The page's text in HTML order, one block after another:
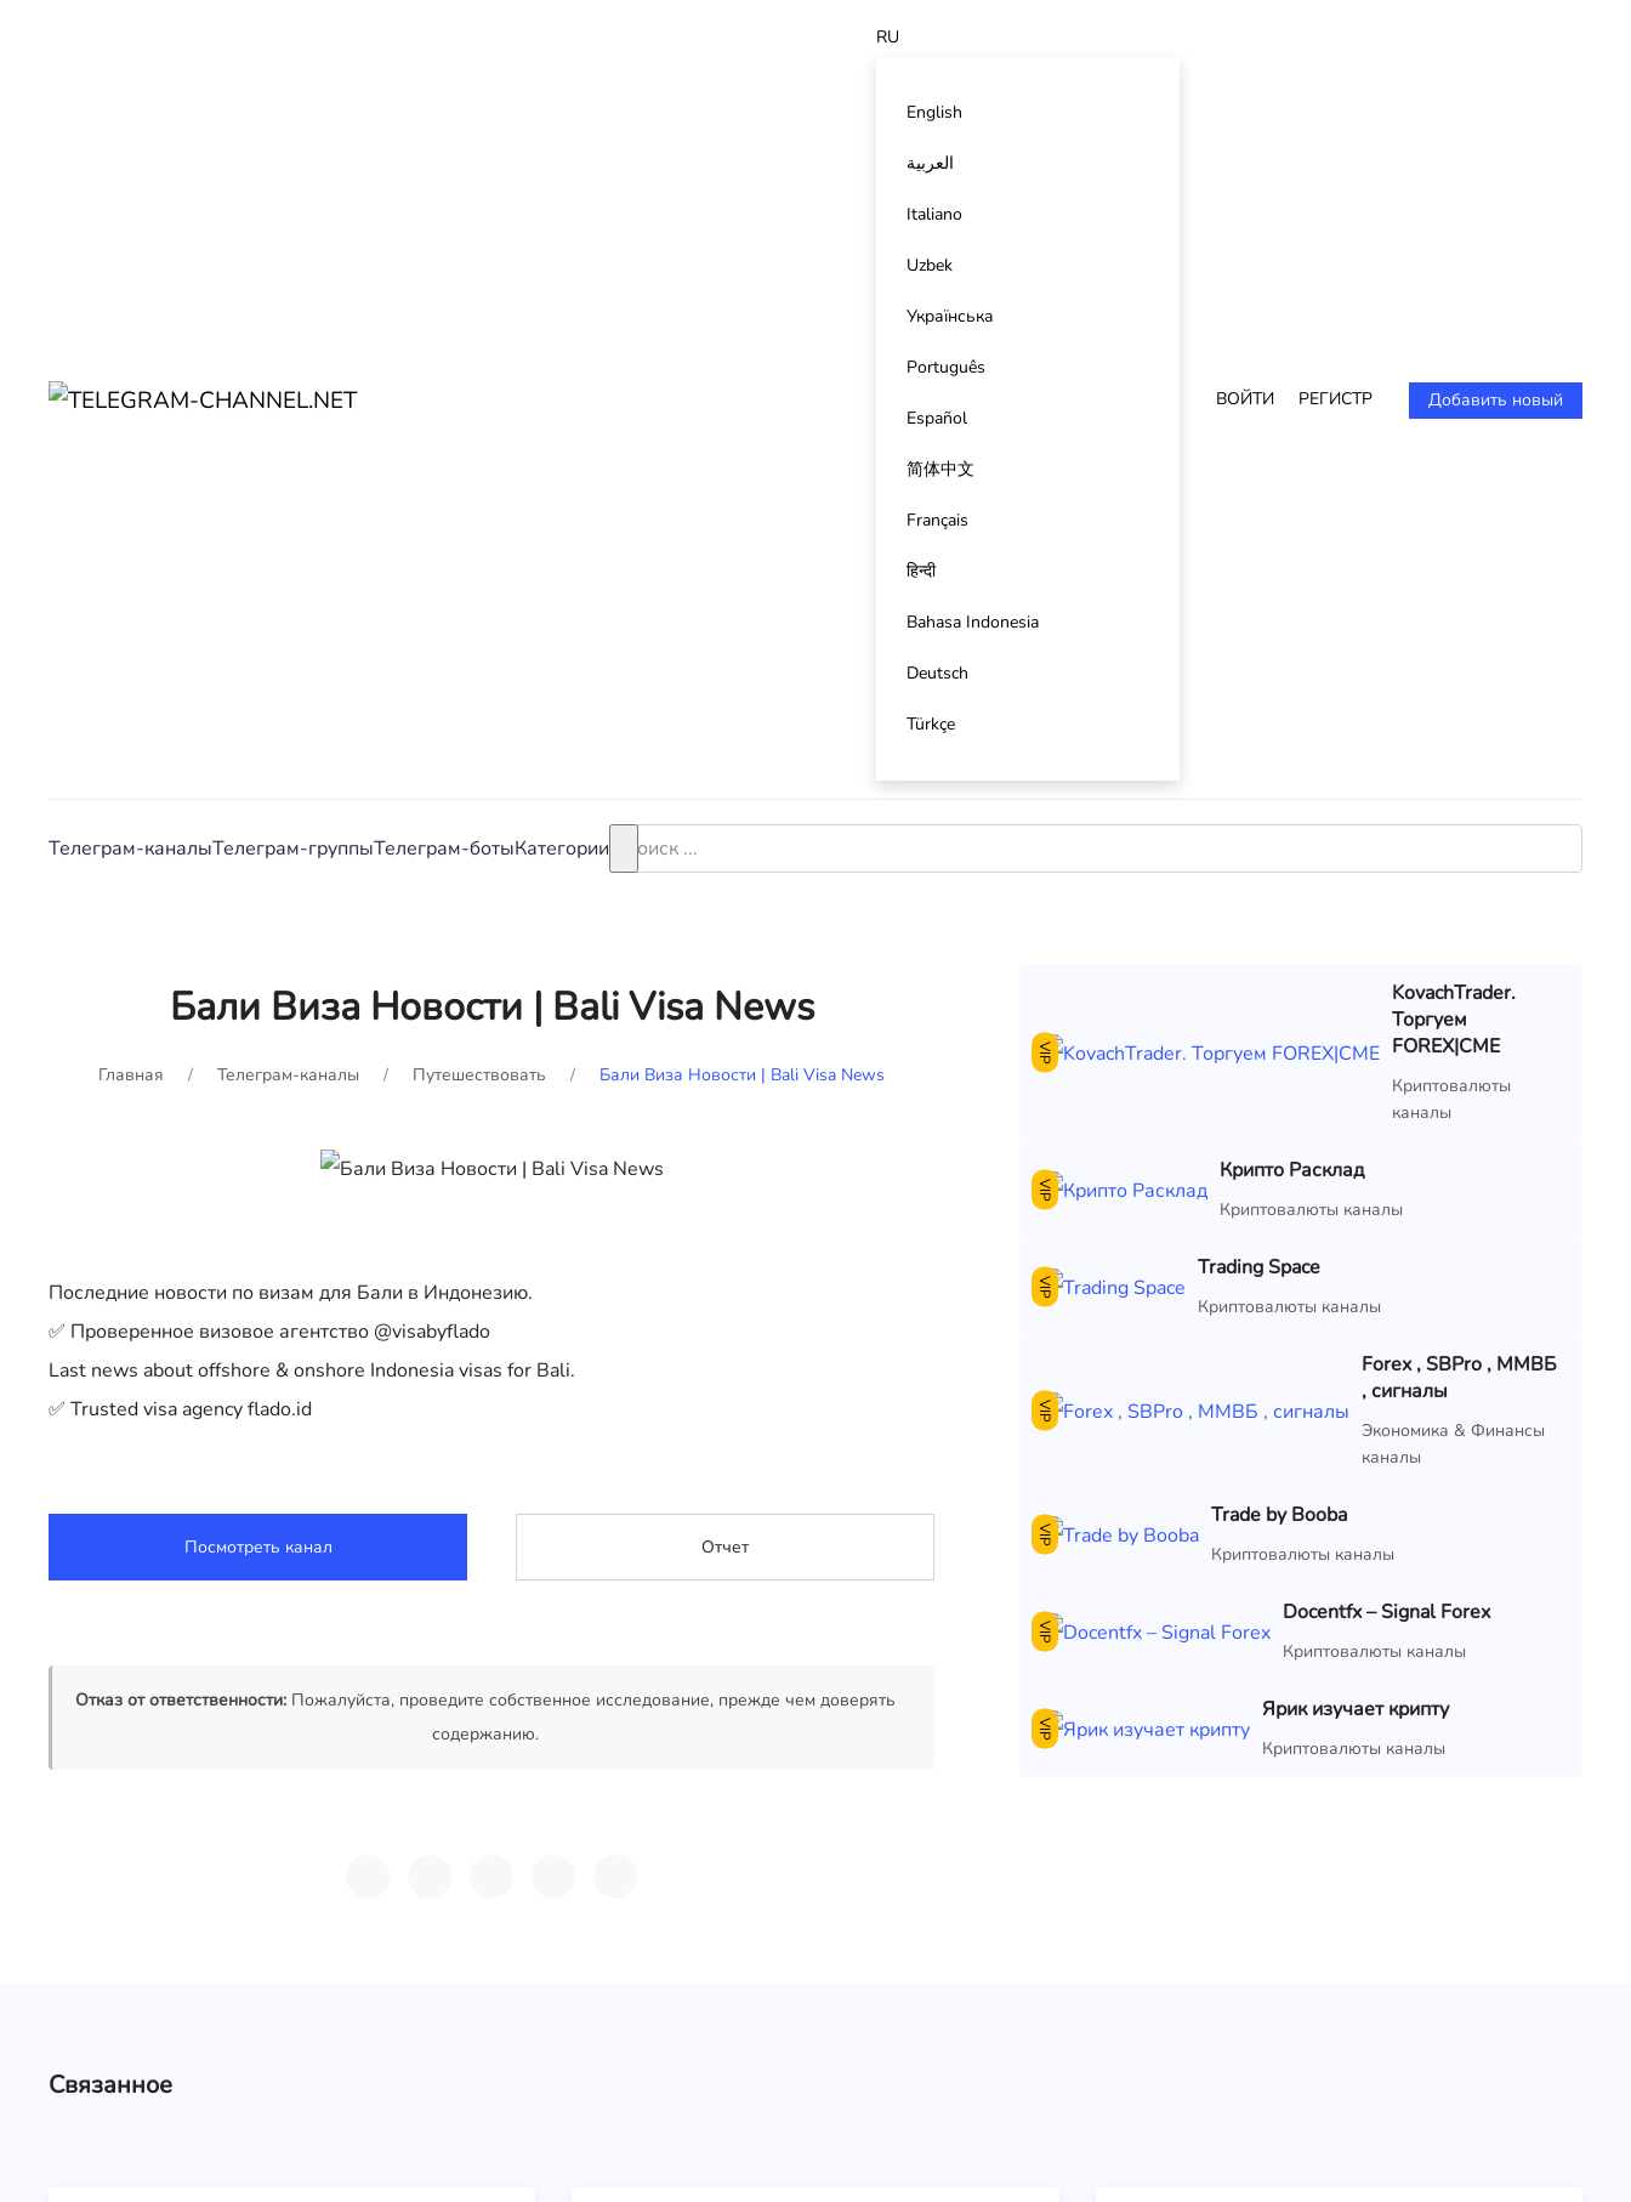
RU
English
العربية
Italiano
Uzbek
Українська
Português
Español
简体中文
Français
हिन्दी
Bahasa Indonesia
Deutsch
Türkçe
ВОЙТИ РЕГИСТР Добавить новый
Телеграм-каналыТелеграм-группыТелеграм-ботыКатегории
Бали Виза Новости | Bali Visa News
Главная Телеграм-каналы Путешествовать Бали Виза Новости | Bali Visa News
Последние новости по визам для Бали в Индонезию.
✅ Проверенное визовое агентство @visabyflado
Last news about offshore & onshore Indonesia visas for Bali.
✅ Trusted visa agency flado.id
Посмотреть канал Отчет
Отказ от ответственности:Пожалуйста, проведите собственное исследование, прежде чем доверять
содержанию.
VIP
KovachTrader.
Торгуем
FOREX|CME
Криптовалюты
каналы
VIP
Крипто Расклад
Криптовалюты каналы
VIP
Trading Space
Криптовалюты каналы
VIP
Forex , SBPro , ММВБ
, сигналы
Экономика & Финансы
каналы
VIP
Trade by Booba
Криптовалюты каналы
VIP
Docentfx – Signal Forex
Криптовалюты каналы
VIP
Ярик изучает крипту
Криптовалюты каналы
Связанное